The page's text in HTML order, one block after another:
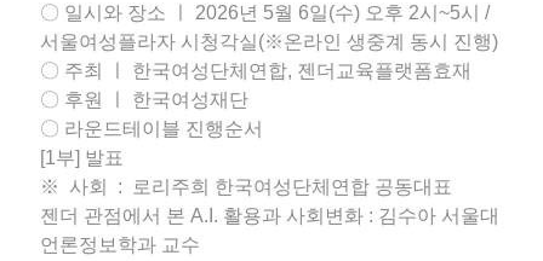
〇 일시와 장소 ㅣ 2026년 5월 6일(수) 오후 2시~5시 /
서울여성플라자 시청각실(※온라인 생중계 동시 진행)
〇 주최 ㅣ 한국여성단체연합, 젠더교육플랫폼효재
〇 후원 ㅣ 한국여성재단
〇 라운드테이블 진행순서
[1부] 발표
※ 사회 : 로리주희 한국여성단체연합 공동대표
젠더 관점에서 본 A.I. 활용과 사회변화 : 김수아 서울대
언론정보학과 교수